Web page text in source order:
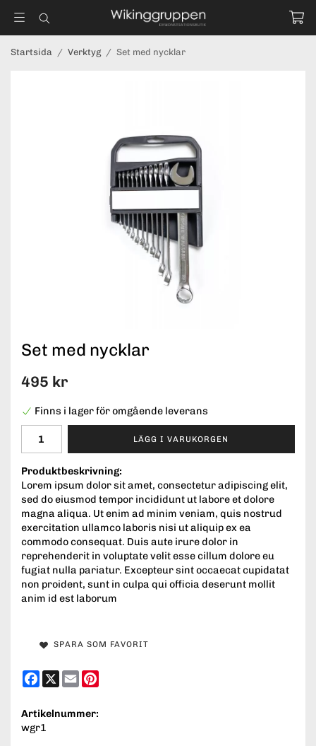
Startsida / Verktyg / Set med nycklar
Set med nycklar
495 kr
Finns i lager för omgående leverans
LÄGG I VARUKORGEN
Produktbeskrivning:
Lorem ipsum dolor sit amet, consectetur adipiscing elit,
sed do eiusmod tempor incididunt ut labore et dolore
magna aliqua. Ut enim ad minim veniam, quis nostrud
exercitation ullamco laboris nisi ut aliquip ex ea
commodo consequat. Duis aute irure dolor in
reprehenderit in voluptate velit esse cillum dolore eu
fugiat nulla pariatur. Excepteur sint occaecat cupidatat
non proident, sunt in culpa qui officia deserunt mollit
anim id est laborum
SPARA SOM FAVORIT
Facebook
X Email
Artikelnummer:
wgr1